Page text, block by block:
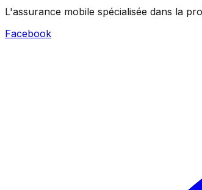
L'assurance mobile spécialisée dans la
Facebook